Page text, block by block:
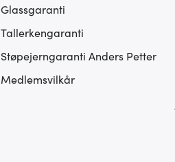
Glassgaranti
Tallerkengaranti
Støpejerngaranti Anders Petter
Medlemsvilkår